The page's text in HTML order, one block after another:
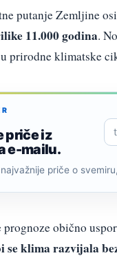
putanje Zemljine
11.000 godina.
prirodne klimatske
priče iz
e-mailu.
priče o
obično
se klima razvijala